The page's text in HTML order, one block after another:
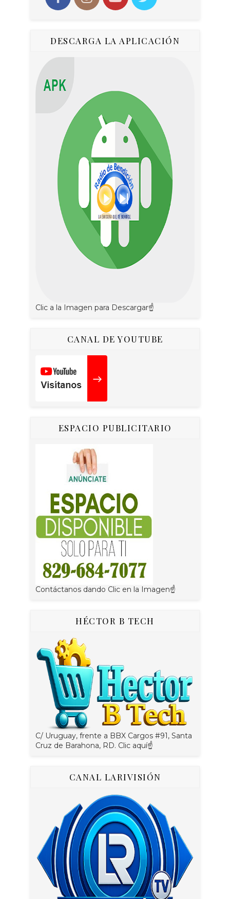
DESCARGA LA APLICACIÓN
Clic a la Imagen para Descargar☝
CANAL DE YOUTUBE
ESPACIO PUBLICITARIO
Contáctanos dando Clic en la Imagen☝
HÉCTOR B TECH
C/ Uruguay, frente a BBX Cargos #91, Santa
Cruz de Barahona, RD. Clic aquí☝
CANAL LARIVISIÓN